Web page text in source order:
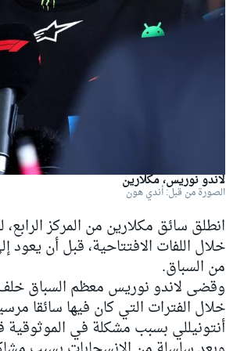
لاندو نوريس، مكلارين
الصورة من قبل: أندي هون
انطلق سائق مكلارين من المركز
خلال اللفات الافتتاحية، قبل أن
من السباق.
وقضى لاندو نوريس معظم السباق
خلال الفترات التي كان فيها سائقا
أنتونيللي بسبب مشكلة في